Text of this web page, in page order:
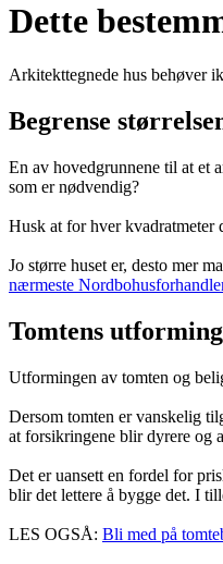
Dette
Arkitekttegnede hus behøver
Begrense
En av hovedgrunnene til at et
som er nødvendig?
Husk at for hver kvadratmeter
Jo større huset er, desto mer
nærmeste
Tomtens
Utformingen av tomten og
Dersom tomten er vanskelig
at forsikringene blir dyrere og
Det er uansett en fordel for
blir det lettere å bygge det. I
LES OGSÅ: Bli med på